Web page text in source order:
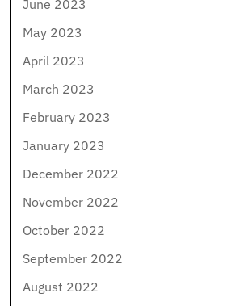
June 2023
May 2023
April 2023
March 2023
February 2023
January 2023
December 2022
November 2022
October 2022
September 2022
August 2022